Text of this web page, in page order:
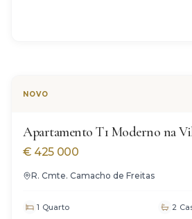
NOVO
Apartamento T1 Moderno na
Brava
€ 425 000
R. Cmte. Camacho de Freitas
1 Quarto 2